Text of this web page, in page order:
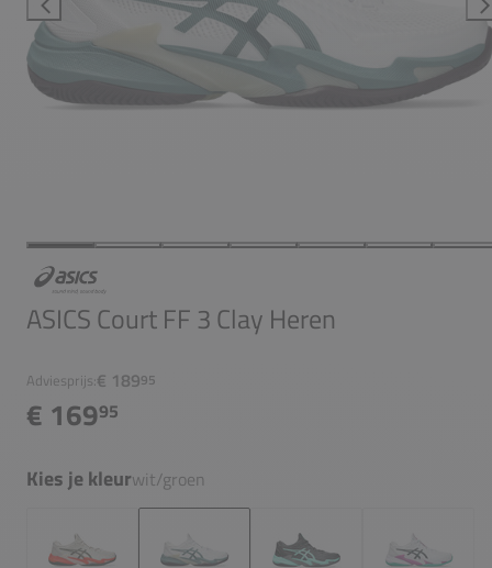
ASICS Court FF 3 Clay Heren
Adviesprijs:€ 18995
€ 16995
Kies je kleurwit/groen